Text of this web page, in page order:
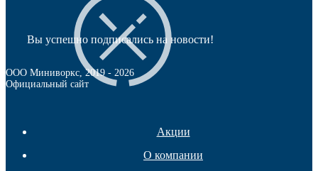
Вы успешно подписались на новости!
ООО Миниворкс, 2019 - 2026
Официальный сайт
Акции
О компании